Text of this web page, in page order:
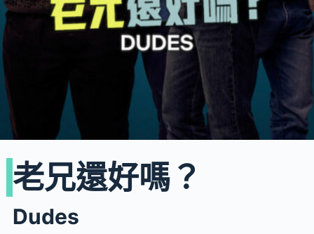
老兄還好嗎？
Dudes